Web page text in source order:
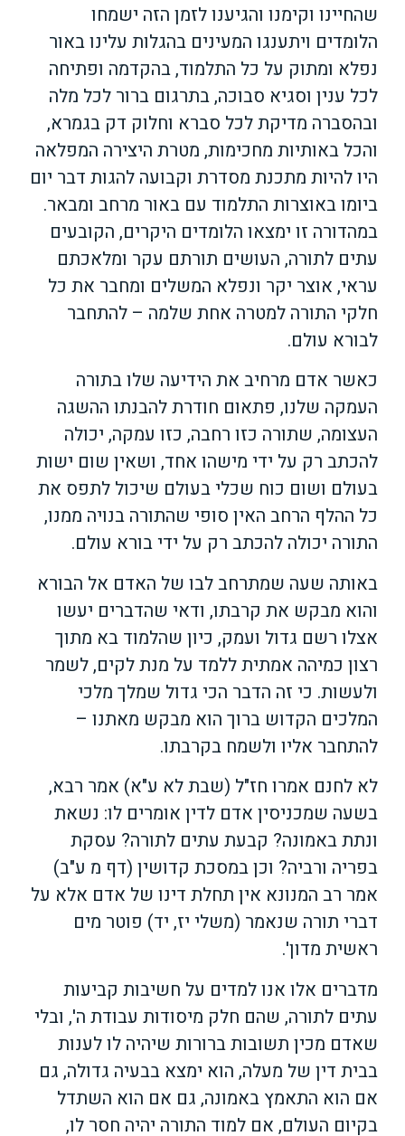
שהחיינו וקימנו והגיענו לזמן הזה ישמחו
הלומדים ויתענגו המעינים בהגלות עלינו באור
נפלא ומתוק על כל התלמוד, בהקדמה ופתיחה
לכל ענין וסגיא סבוכה, בתרגום ברור לכל מלה
ובהסברה מדיקת לכל סברא וחלוק דק בגמרא,
והכל באותיות מחכימות, מטרת היצירה המפלאה
היו להיות מתכנת מסדרת וקבועה להגות דבר יום
ביומו באוצרות התלמוד עם באור מרחב ומבאר.
במהדורה זו ימצאו הלומדים היקרים, הקובעים
עתים לתורה, העושים תורתם עקר ומלאכתם
עראי, אוצר יקר ונפלא המשלים ומחבר את כל
חלקי התורה למטרה אחת שלמה – להתחבר
לבורא עולם.
כאשר אדם מרחיב את הידיעה שלו בתורה
העמקה שלנו, פתאום חודרת להבנתו ההשגה
העצומה, שתורה כזו רחבה, כזו עמקה, יכולה
להכתב רק על ידי מישהו אחד, ושאין שום ישות
בעולם ושום כוח שכלי בעולם שיכול לתפס את
כל ההלף הרחב האין סופי שהתורה בנויה ממנו,
התורה יכולה להכתב רק על ידי בורא עולם.
באותה שעה שמתרחב לבו של האדם אל הבורא
והוא מבקש את קרבתו, ודאי שהדברים יעשו
אצלו רשם גדול ועמק, כיון שהלמוד בא מתוך
רצון כמיהה אמתית ללמד על מנת לקים, לשמר
ולעשות. כי זה הדבר הכי גדול שמלך מלכי
המלכים הקדוש ברוך הוא מבקש מאתנו –
להתחבר אליו ולשמח בקרבתו.
לא לחנם אמרו חז"ל (שבת לא ע"א) אמר רבא,
בשעה שמכניסין אדם לדין אומרים לו: נשאת
ונתת באמונה? קבעת עתים לתורה? עסקת
בפריה ורביה? וכן במסכת קדושין (דף מ ע"ב)
אמר רב המנונא אין תחלת דינו של אדם אלא על
דברי תורה שנאמר (משלי יז, יד) פוטר מים
ראשית מדון'.
מדברים אלו אנו למדים על חשיבות קביעות
עתים לתורה, שהם חלק מיסודות עבודת ה', ובלי
שאדם מכין תשובות ברורות שיהיה לו לענות
בבית דין של מעלה, הוא ימצא בבעיה גדולה, גם
אם הוא התאמץ באמונה, גם אם הוא השתדל
בקיום העולם, אם למוד התורה יהיה חסר לו,